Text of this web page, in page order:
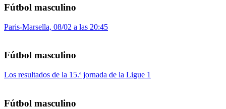
Fútbol masculino
Paris-Marsella, 08/02 a las 20:45
Fútbol masculino
Los resultados de la 15.ª jornada de la Ligue 1
Fútbol masculino